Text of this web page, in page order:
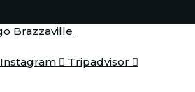
Brazzaville
Instagram Tripadvisor